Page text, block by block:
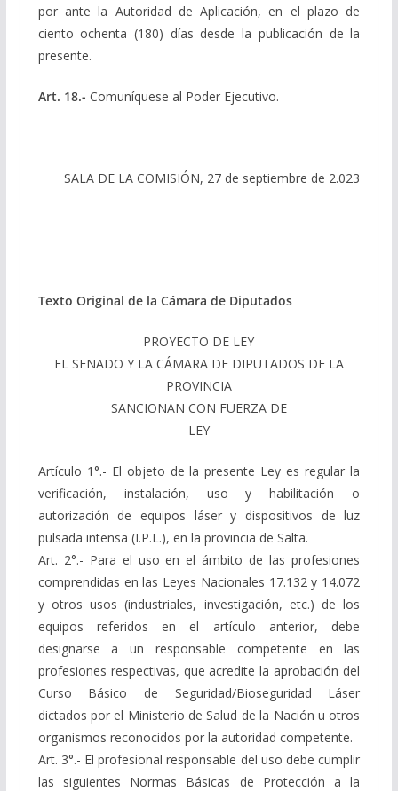
por ante la Autoridad de Aplicación, en el plazo de
ciento ochenta (180) días desde la publicación de la
presente.
Art. 18.- Comuníquese al Poder Ejecutivo.
SALA DE LA COMISIÓN, 27 de septiembre de 2.023
Texto Original de la Cámara de Diputados
PROYECTO DE LEY
EL SENADO Y LA CÁMARA DE DIPUTADOS DE LA
PROVINCIA
SANCIONAN CON FUERZA DE
LEY
Artículo 1°.- El objeto de la presente Ley es regular la
verificación, instalación, uso y habilitación o
autorización de equipos láser y dispositivos de luz
pulsada intensa (I.P.L.), en la provincia de Salta.
Art. 2°.- Para el uso en el ámbito de las profesiones
comprendidas en las Leyes Nacionales 17.132 y 14.072
y otros usos (industriales, investigación, etc.) de los
equipos referidos en el artículo anterior, debe
designarse a un responsable competente en las
profesiones respectivas, que acredite la aprobación del
Curso Básico de Seguridad/Bioseguridad Láser
dictados por el Ministerio de Salud de la Nación u otros
organismos reconocidos por la autoridad competente.
Art. 3°.- El profesional responsable del uso debe cumplir
las siguientes Normas Básicas de Protección a la